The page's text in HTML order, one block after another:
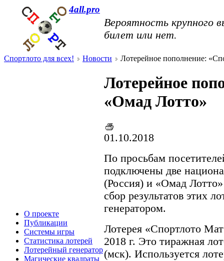
4all.pro
Вероятность крупного
билет или нет.
Спортлото для всех! Новости Лотерейное пополнение:
О проекте
Публикации
Системы игры
Статистика лотерей
Лотерейный генератор
Магические квадраты
Лотерейное
«Омад Лотто»
01.10.2018
По просьбам
подключены две
(Россия) и «Омад Лотто»
сбор результатов этих
генератором.
Лотерея «Спортлото
2018 г. Это тиражная
(мск). Используется